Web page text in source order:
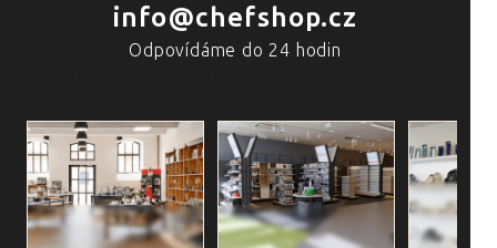
info@chefshop.cz
Odpovídáme do 24 hodin